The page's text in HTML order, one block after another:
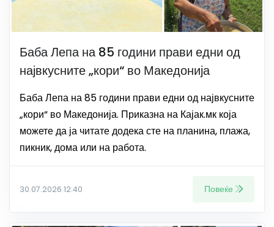
Баба Лепа на 85 години прави едни од
највкусните „кори“ во Македонија
Баба Лепа на 85 години прави едни од највкусните
„кори“ во Македонија. Приказна на Кајак.мк која
можете да ја читате додека сте на планина, плажа,
пикник, дома или на работа.
30.07.2026 12:40 Повеќе